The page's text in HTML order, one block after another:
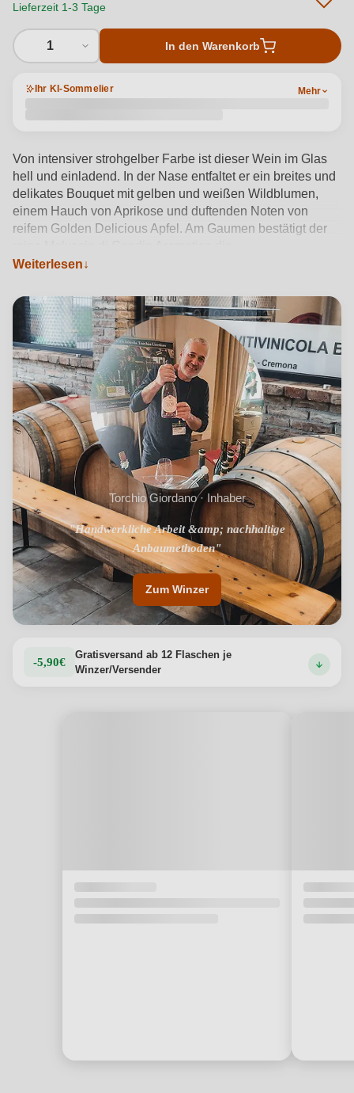
Lieferzeit 1-3 Tage
1 In den Warenkorb
Ihr KI-Sommelier Mehr
Von intensiver strohgelber Farbe ist dieser Wein im Glas
hell und einladend. In der Nase entfaltet er ein breites und
delikates Bouquet mit gelben und weißen Wildblumen,
einem Hauch von Aprikose und duftenden Noten von
reifem Golden Delicious Apfel. Am Gaumen bestätigt der
Geruchsempfindungen mit einem frischen, vollen und
definiert, begleitet von einem langen und harmonischen
Nachhall, der eine angenehme blumige und fruchtige Spur
hinterlässt. Ein ausdrucksstarker und großzügiger
Weißwein, der in der Lage ist, die Rebsorte in ihrer ganzen
Authentizität darzustellen.Produktdetails anzeigen →
Weiterlesen
Torchio Giordano · Inhaber
"Handwerkliche Arbeit &amp; nachhaltige
Anbaumethoden"
"1959 gegründet"
Zum Winzer
-5,90€
Gratisversand ab 12 Flaschen je
Winzer/Versender